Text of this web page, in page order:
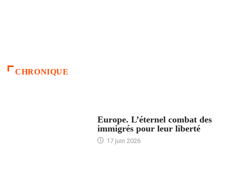
CHRONIQUE
Europe. L’éternel combat des
immigrés pour leur liberté
17 juin 2026